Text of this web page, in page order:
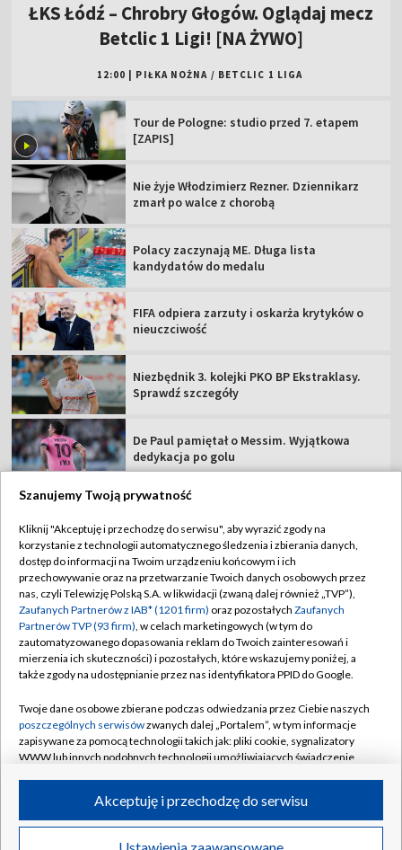
ŁKS Łódź – Chrobry Głogów. Oglądaj mecz
Betclic 1 Ligi! [NA ŻYWO]
12:00 PIŁKA NOŻNA / BETCLIC 1 LIGA
Tour de Pologne: studio przed 7. etapem
[ZAPIS]
Nie żyje Włodzimierz Rezner. Dziennikarz
zmarł po walce z chorobą
Polacy zaczynają ME. Długa lista
kandydatów do medalu
FIFA odpiera zarzuty i oskarża krytyków o
nieuczciwość
Niezbędnik 3. kolejki PKO BP Ekstraklasy.
Sprawdź szczegóły
De Paul pamiętał o Messim. Wyjątkowa
dedykacja po golu
TVP
Abonament TVP
Sklep TVP
Biuro Reklamy
Oferta Handlowa
Emisja w TVP
Rada Programowa
Ogłoszenia przetargowe
Akademia Telewizyjna
Informacje o nadawcy
Regulamin TVP
Polityka prywatności
Moje zgody
Biuro reklamy
Kanały
©2026 Telewizja Polska Spółka Akcyjna w likwidacji
Szanujemy Twoją prywatność
Kliknij "Akceptuję i przechodzę do serwisu", aby wyrazić zgody na
korzystanie z technologii automatycznego śledzenia i zbierania danych,
dostęp do informacji na Twoim urządzeniu końcowym i ich
przechowywanie oraz na przetwarzanie Twoich danych osobowych przez
nas, czyli Telewizję Polską S.A. w likwidacji (zwaną dalej również „TVP”),
Zaufanych Partnerów z IAB* (1201 firm) oraz pozostałych Zaufanych
Partnerów TVP (93 firm), w celach marketingowych (w tym do
zautomatyzowanego dopasowania reklam do Twoich zainteresowań i
mierzenia ich skuteczności) i pozostałych, które wskazujemy poniżej, a
także zgody na udostępnianie przez nas identyfikatora PPID do Google.
Twoje dane osobowe zbierane podczas odwiedzania przez Ciebie naszych
poszczególnych serwisówzwanych dalej „Portalem”, w tym informacje
zapisywane za pomocą technologii takich jak: pliki cookie, sygnalizatory
WWW lub innych podobnych technologii umożliwiających świadczenie
ruchu w Internecie.
Twoje dane osobowe zbierane podczas odwiedzania przez Ciebie
Akceptuję i przechodzę do serwisu